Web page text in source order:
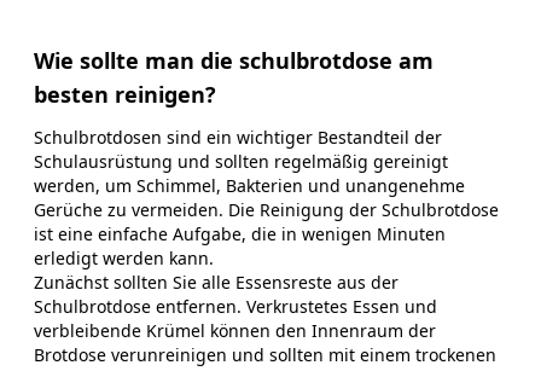
Wie sollte man die schulbrotdose am
besten reinigen?
Schulbrotdosen sind ein wichtiger Bestandteil der
Schulausrüstung und sollten regelmäßig gereinigt
werden, um Schimmel, Bakterien und unangenehme
Gerüche zu vermeiden. Die Reinigung der Schulbrotdose
ist eine einfache Aufgabe, die in wenigen Minuten
erledigt werden kann.
Zunächst sollten Sie alle Essensreste aus der
Schulbrotdose entfernen. Verkrustetes Essen und
verbleibende Krümel können den Innenraum der
Brotdose verunreinigen und sollten mit einem trockenen